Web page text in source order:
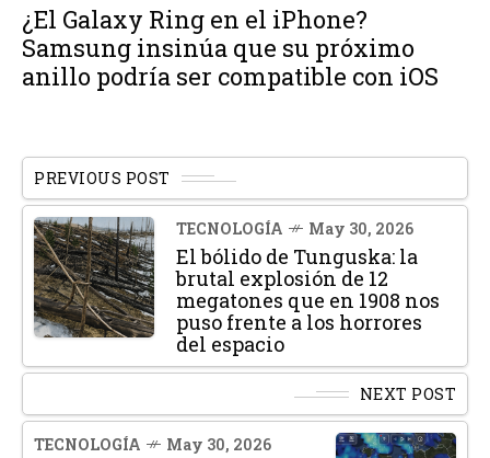
¿El Galaxy Ring en el iPhone?
Samsung insinúa que su próximo
anillo podría ser compatible con iOS
PREVIOUS POST
TECNOLOGÍA May 30, 2026
El bólido de Tunguska: la
brutal explosión de 12
megatones que en 1908 nos
puso frente a los horrores
del espacio
NEXT POST
TECNOLOGÍA May 30, 2026